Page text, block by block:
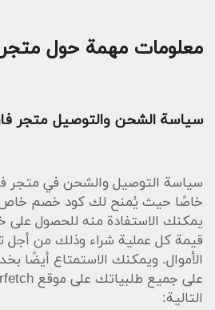
معلومات مهمة حول
سياسة الشحن والتوصيل متجر
سياسة التوصيل والشحن في متجر
قيمة كل عملية شراء وذلك من أجل
الأموال. ويمكنك الاستمتاع أيضًا
التالية: